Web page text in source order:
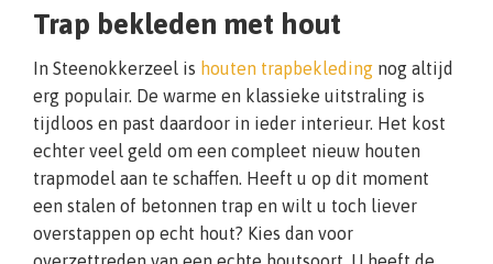
Trap bekleden met hout
In Steenokkerzeel is houten trapbekleding nog altijd
erg populair. De warme en klassieke uitstraling is
tijdloos en past daardoor in ieder interieur. Het kost
echter veel geld om een compleet nieuw houten
trapmodel aan te schaffen. Heeft u op dit moment
een stalen of betonnen trap en wilt u toch liever
overstappen op echt hout? Kies dan voor